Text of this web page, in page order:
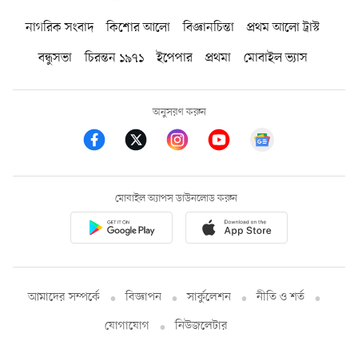
নাগরিক সংবাদ কিশোর আলো বিজ্ঞানচিন্তা
প্রথম আলো ট্রাস্ট
বন্ধুসভা
চিরন্তন ১৯৭১ ইপেপার প্রথমা মোবাইল ভ্যাস
অনুসরণ করুন
মোবাইল অ্যাপস ডাউনলোড করুন
আমাদের সম্পর্কে বিজ্ঞাপন সার্কুলেশন
নীতি ও শর্ত
যোগাযোগ
নিউজলেটার